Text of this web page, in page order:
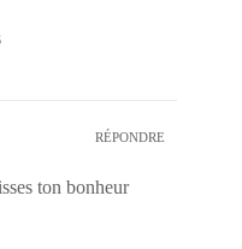
RÉPONDRE
ton bonheur